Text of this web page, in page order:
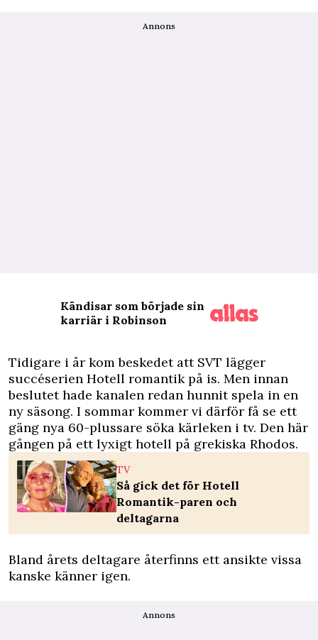
Annons
Kändisar som började sin
karriär i Robinson
Tidigare i år kom beskedet att SVT lägger
succéserien Hotell romantik på is. Men innan
beslutet hade kanalen redan hunnit spela in en
ny säsong. I sommar kommer vi därför få se ett
gäng nya 60-plussare söka kärleken i tv. Den här
gången på ett lyxigt hotell på grekiska Rhodos.
TV
Så gick det för Hotell
Romantik-paren och
deltagarna
Bland årets deltagare återfinns ett ansikte vissa
kanske känner igen.
Annons